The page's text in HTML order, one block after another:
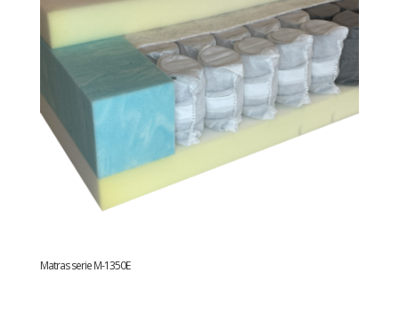
Matras serie M-1350E